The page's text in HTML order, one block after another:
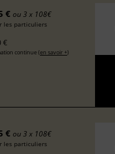
€ ou 3 x 108€
les particuliers
€
continue (en savoir +)
€ ou 3 x 108€
les particuliers